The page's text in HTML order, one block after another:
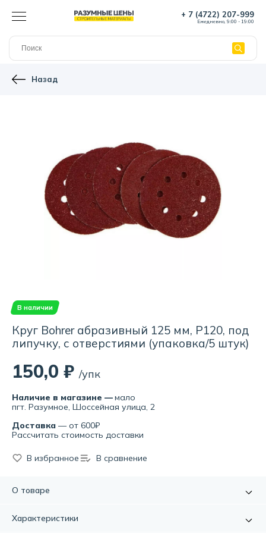
+ 7 (4722) 207-999
Ежедневно, 9:00 - 19:00
Назад
В наличии
Круг Bohrer абразивный 125 мм, Р120, под
липучку, с отверстиями (упаковка/5 штук)
150,0 ₽ /упк
Наличие в магазине —мало
пгт. Разумное, Шоссейная улица, 2
Доставка — от 600₽
Рассчитать стоимость доставки
В избранное В сравнение
О товаре
промежуточного шлифования металла, дерева, пластика
Характеристики